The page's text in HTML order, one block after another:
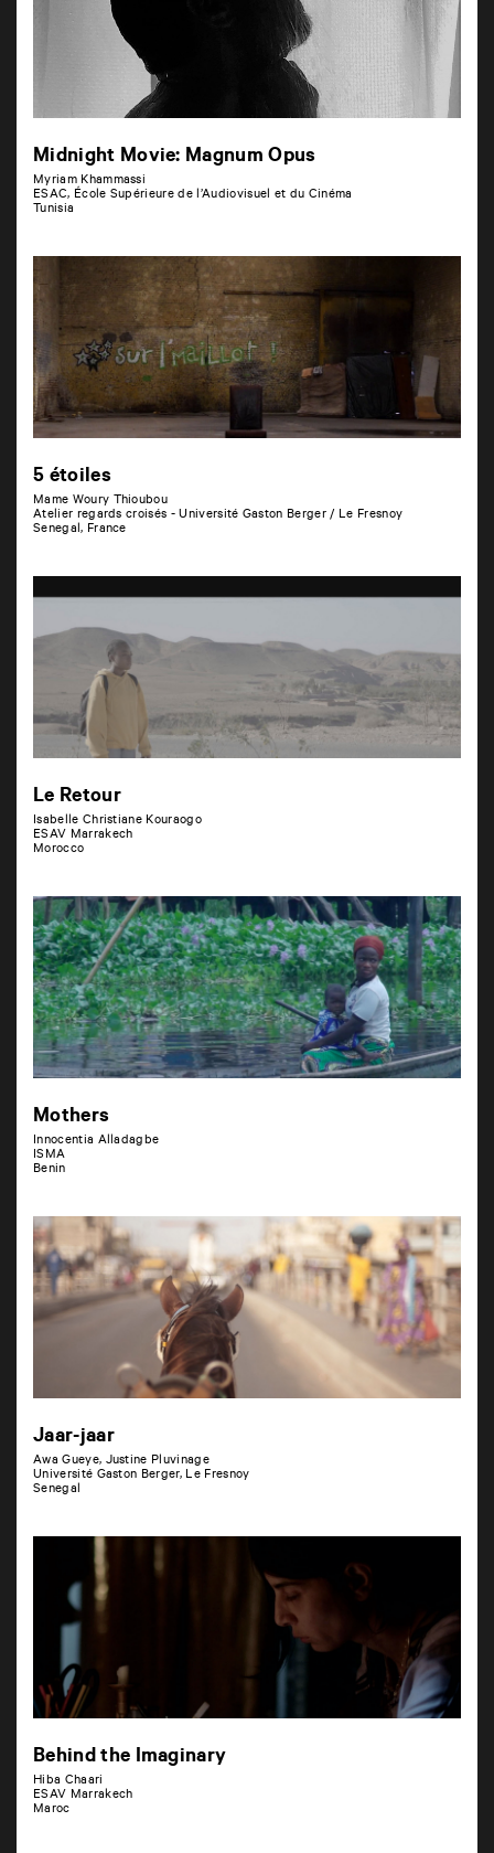
Midnight Movie: Magnum Opus
Myriam Khammassi
ESAC, École Supérieure de l’Audiovisuel et du Cinéma
Tunisia
5 étoiles
Mame Woury Thioubou
Atelier regards croisés - Université Gaston Berger / Le Fresnoy
Senegal, France
Le Retour
Isabelle Christiane Kouraogo
ESAV Marrakech
Morocco
Mothers
Innocentia Alladagbe
ISMA
Benin
Jaar-jaar
Awa Gueye, Justine Pluvinage
Université Gaston Berger, Le Fresnoy
Senegal
Behind the Imaginary
Hiba Chaari
ESAV Marrakech
Maroc